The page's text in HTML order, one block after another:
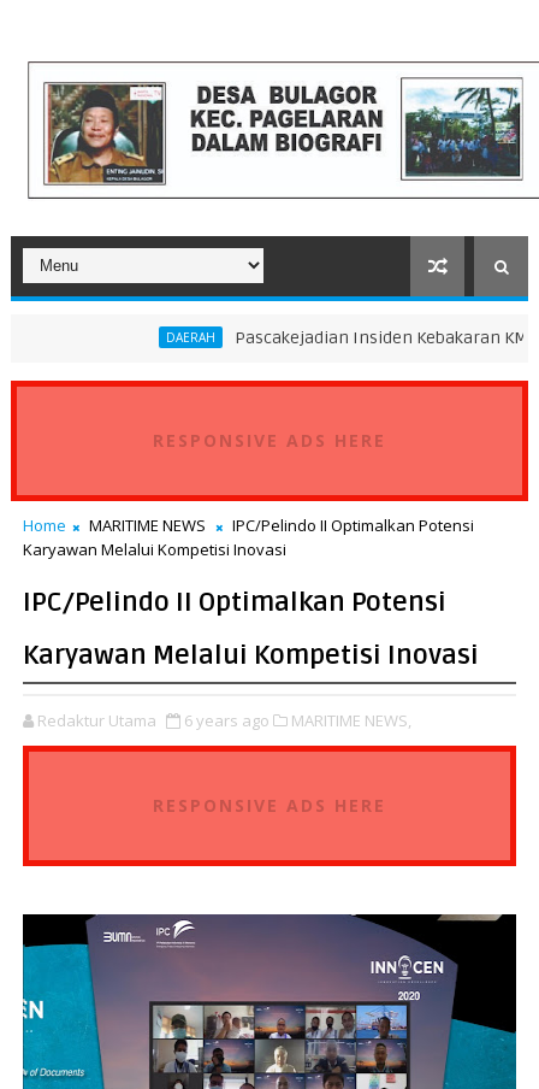
Pascakejadian Insiden Kebakaran KMP Mutiara
RESPONSIVE ADS HERE
Home MARITIME NEWS
IPC/Pelindo II Optimalkan Potensi
Karyawan Melalui Kompetisi Inovasi
IPC/Pelindo II Optimalkan Potensi
Karyawan Melalui Kompetisi Inovasi
Redaktur Utama 6 years ago MARITIME NEWS,
RESPONSIVE ADS HERE